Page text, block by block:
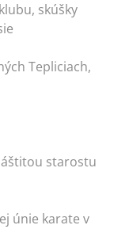
skúšky
Tepliciach,
starostu
únie karate v